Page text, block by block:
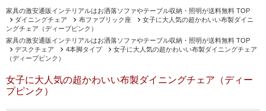
家具の激安通販インテリアルはお洒落ソファやテーブル収納・照明が送料無料 TOP
ダイニングチェア
布ファブリック座
女子に大人気の超かわいい布製ダイニ
ングチェア（ディープピンク）
家具の激安通販インテリアルはお洒落ソファやテーブル収納・照明が送料無料 TOP
デスクチェア
4本脚タイプ
女子に大人気の超かわいい布製ダイニングチェア
（ディープピンク）
女子に大人気の超かわいい布製ダイニングチェア（ディー
プピンク）